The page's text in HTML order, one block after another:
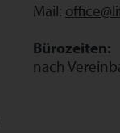
Mail:
Bürozeiten:
nach